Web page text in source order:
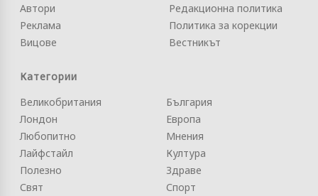
Автори
Реклама
Вицове
Редакционна политика
Политика за корекции
Вестникът
Категории
Великобритания
Лондон
Любопитно
Лайфстайл
Полезно
Свят
България
Европа
Мнения
Култура
Здраве
Спорт